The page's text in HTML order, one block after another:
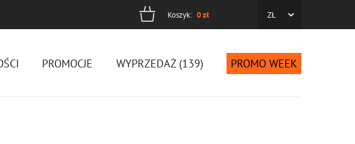
Koszyk: 0zł ZŁ
nawigacyjne
PROMOCJE WYPRZEDAŻ (139) PROMO WEEK